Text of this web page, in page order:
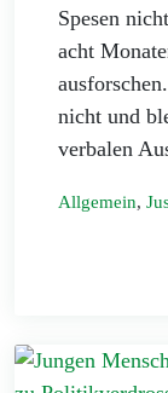
Spesen
acht
nicht und
verbalen
Allgemein,